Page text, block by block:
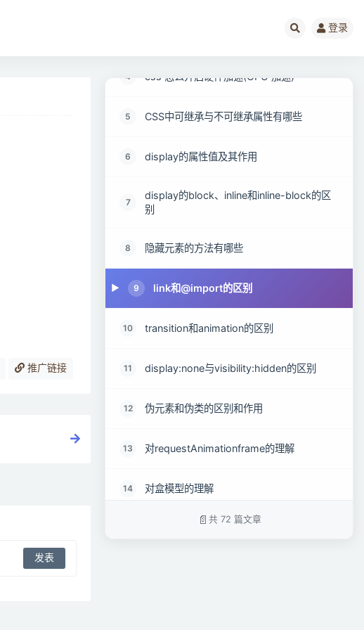
登录
推广链接
4 css 怎么开启硬件加速(GPU 加速)
5 CSS中可继承与不可继承属性有哪些
6 display的属性值及其作用
7
display的block、inline和inline-block的区
别
8 隐藏元素的方法有哪些
9 link和@import的区别
10 transition和animation的区别
11 display:none与visibility:hidden的区别
12 伪元素和伪类的区别和作用
13 对requestAnimationframe的理解
14 对盒模型的理解
为什么有时候⽤translate来改变位置而不是
共 72 篇文章